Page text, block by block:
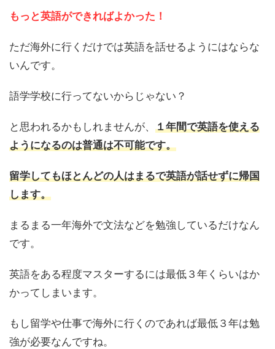
もっと英語ができればよかった！
ただ海外に行くだけでは英語を話せるようにはならな
いんです。
語学学校に行ってないからじゃない？
と思われるかもしれませんが、 １年間で英語を使える
ようになるのは普通は不可能です。
留学してもほとんどの人はまるで英語が話せずに帰国
します。
まるまる一年海外で文法などを勉強しているだけなん
です。
英語をある程度マスターするには最低３年くらいはか
かってしまいます。
もし留学や仕事で海外に行くのであれば最低３年は勉
強が必要なんですね。